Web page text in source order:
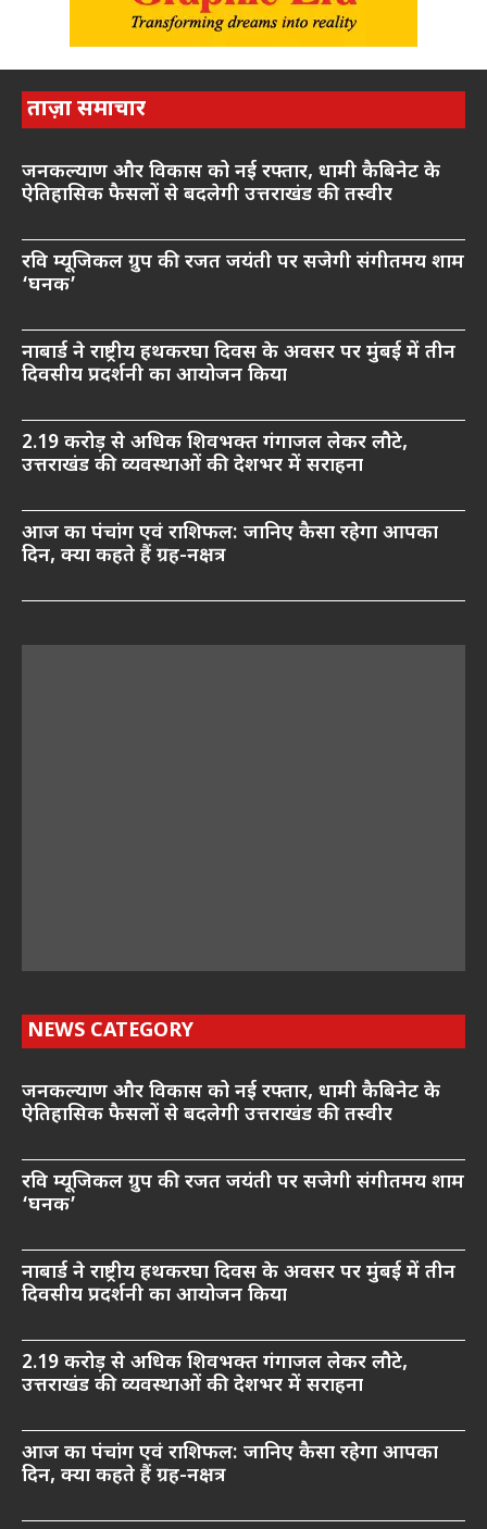
ताज़ा समाचार
जनकल्याण और विकास को नई रफ्तार, धामी कैबिनेट के
ऐतिहासिक फैसलों से बदलेगी उत्तराखंड की तस्वीर
रवि म्यूजिकल ग्रुप की रजत जयंती पर सजेगी संगीतमय शाम
‘घनक’
नाबार्ड ने राष्ट्रीय हथकरघा दिवस के अवसर पर मुंबई में तीन
दिवसीय प्रदर्शनी का आयोजन किया
2.19 करोड़ से अधिक शिवभक्त गंगाजल लेकर लौटे,
उत्तराखंड की व्यवस्थाओं की देशभर में सराहना
आज का पंचांग एवं राशिफल: जानिए कैसा रहेगा आपका
दिन, क्या कहते हैं ग्रह-नक्षत्र
NEWS CATEGORY
जनकल्याण और विकास को नई रफ्तार, धामी कैबिनेट के
ऐतिहासिक फैसलों से बदलेगी उत्तराखंड की तस्वीर
रवि म्यूजिकल ग्रुप की रजत जयंती पर सजेगी संगीतमय शाम
‘घनक’
नाबार्ड ने राष्ट्रीय हथकरघा दिवस के अवसर पर मुंबई में तीन
दिवसीय प्रदर्शनी का आयोजन किया
2.19 करोड़ से अधिक शिवभक्त गंगाजल लेकर लौटे,
उत्तराखंड की व्यवस्थाओं की देशभर में सराहना
आज का पंचांग एवं राशिफल: जानिए कैसा रहेगा आपका
दिन, क्या कहते हैं ग्रह-नक्षत्र